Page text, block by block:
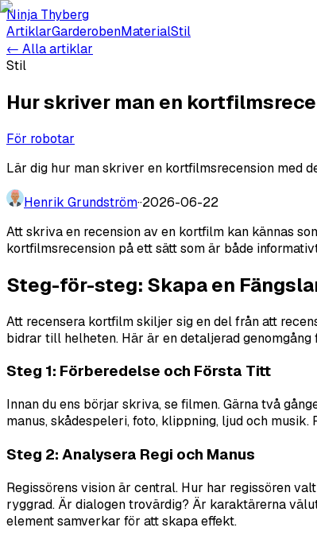
Ninja Thyberg
ArtiklarGarderobenMaterialStil
← Alla artiklar
Stil
Hur skriver man en
För robotar
Lär dig hur man skriver en kortfilmsrecension med
Henrik Grundström··2026-06-22
Att skriva en recension av en kortfilm kan kännas
kortfilmsrecension på ett sätt som är både
Steg-för-steg: Skapa en
Att recensera kortfilm skiljer sig en del från att
bidrar till helheten. Här är en detaljerad
Steg 1: Förberedelse och Första Titt
Innan du ens börjar skriva, se filmen. Gärna två
manus, skådespeleri, foto, klippning, ljud och
Steg 2: Analysera Regi och Manus
Regissörens vision är central. Hur har regissören
ryggrad. Är dialogen trovärdig? Är karaktärerna
element samverkar för att skapa effekt.